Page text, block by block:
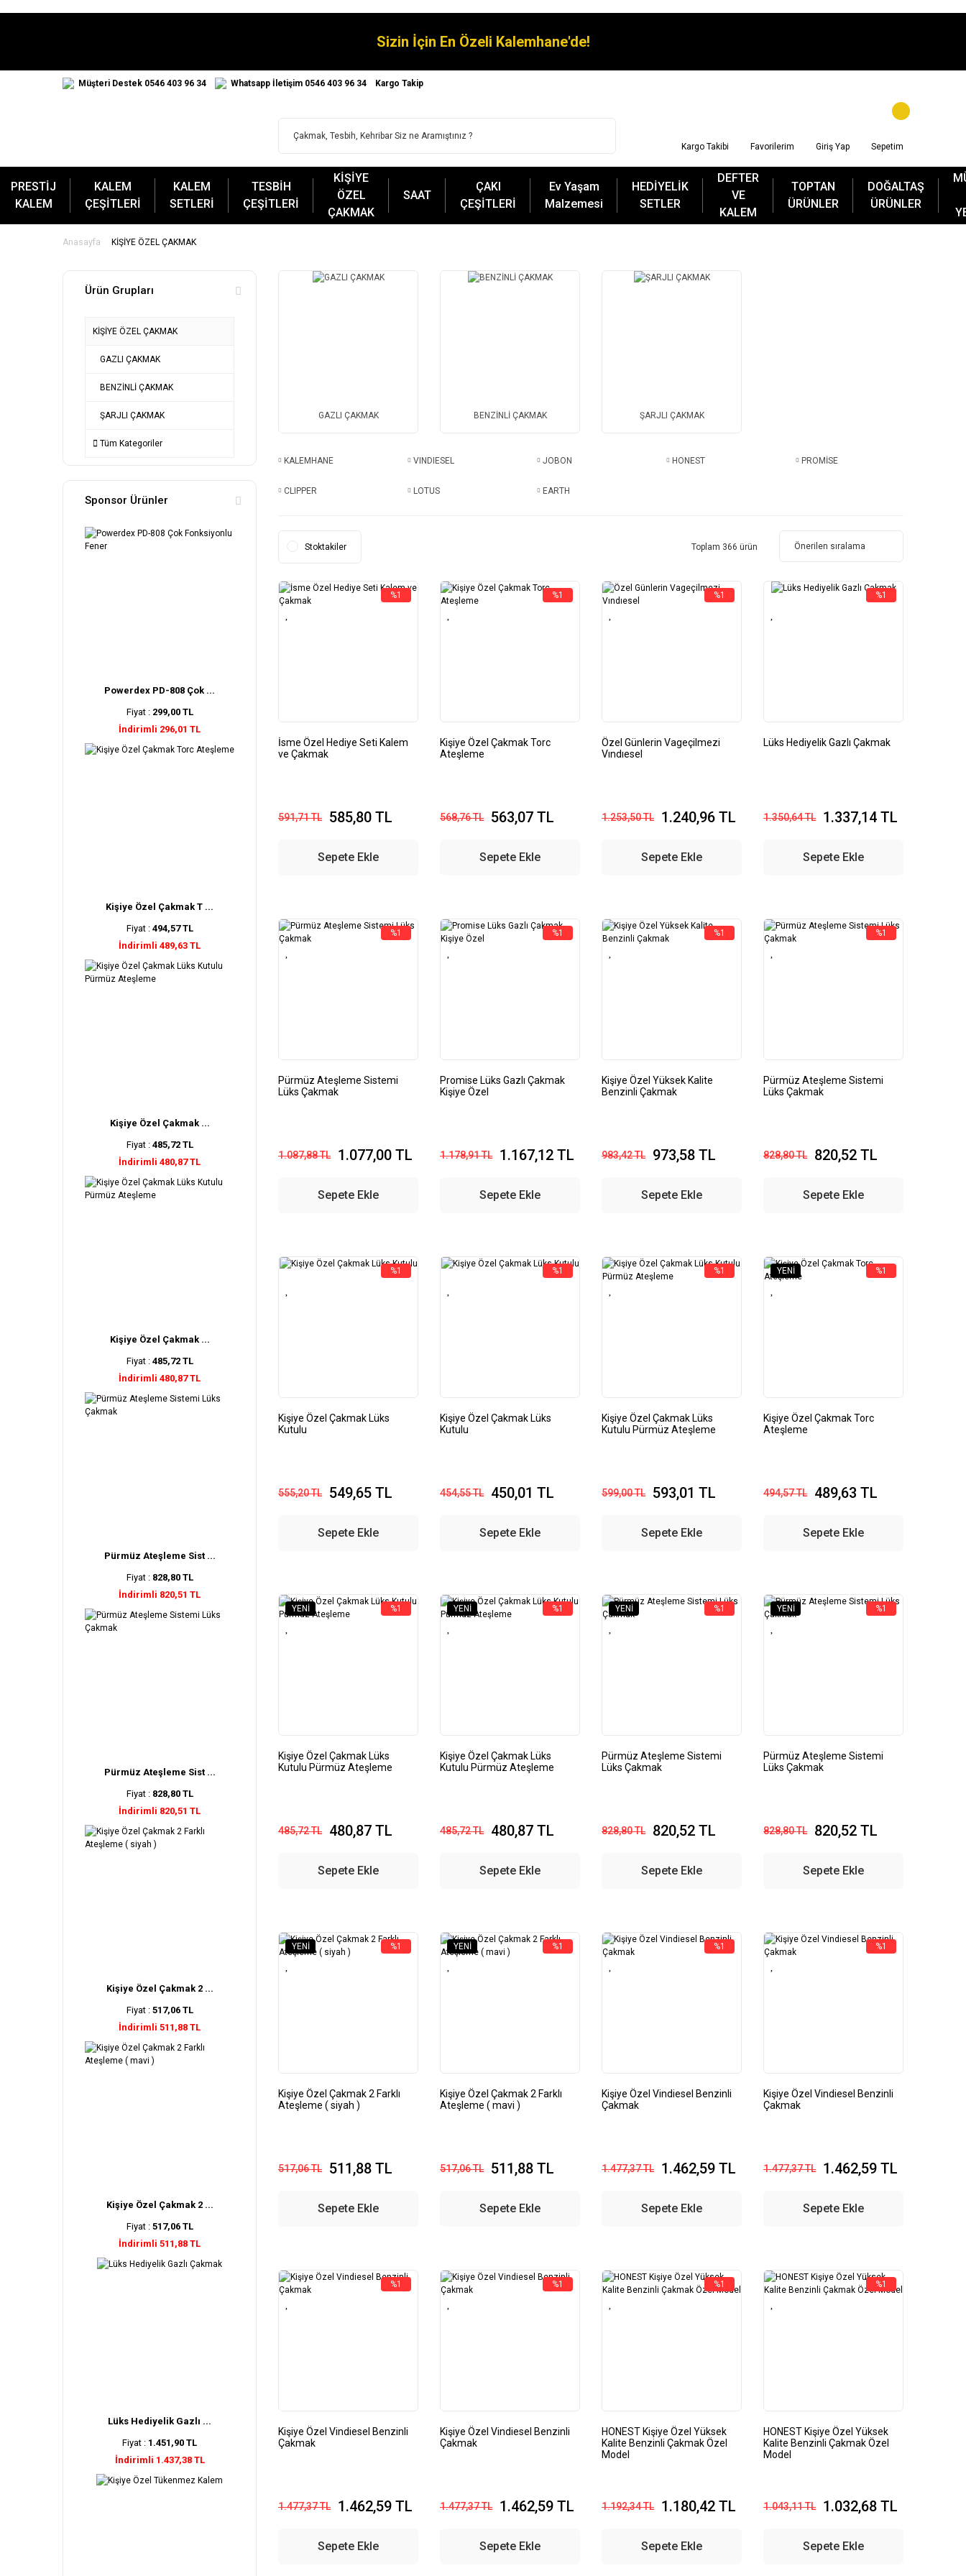
Sizin İçin En Özeli Kalemhane'de!
Müşteri Destek 0546 403 96 34 Whatsapp İletişim 0546 403 96 34 Kargo Takip
Kargo Takibi Favorilerim Giriş Yap Sepetim
PRESTİJ
KALEM
KALEM
ÇEŞİTLERİ
KALEM
SETLERİ
TESBİH
ÇEŞİTLERİ
KİŞİYE
ÖZEL
ÇAKMAK
SAAT
ÇAKI
ÇEŞİTLERİ
Ev Yaşam
Malzemesi
HEDİYELİK
SETLER
DEFTER
VE
KALEM
TOPTAN
ÜRÜNLER
DOĞALTAŞ
ÜRÜNLER
Anasayfa KİŞİYE ÖZEL ÇAKMAK
Ürün Grupları
KİŞİYE ÖZEL ÇAKMAK
GAZLI ÇAKMAK
BENZİNLİ ÇAKMAK
ŞARJLI ÇAKMAK
Tüm Kategoriler
Sponsor Ürünler
Powerdex PD-808 Çok ...
Fiyat : 299,00 TL
İndirimli 296,01 TL
Kişiye Özel Çakmak T ...
Fiyat : 494,57 TL
İndirimli 489,63 TL
Kişiye Özel Çakmak ...
Fiyat : 485,72 TL
İndirimli 480,87 TL
Kişiye Özel Çakmak ...
Fiyat : 485,72 TL
İndirimli 480,87 TL
Pürmüz Ateşleme Sist ...
Fiyat : 828,80 TL
İndirimli 820,51 TL
Pürmüz Ateşleme Sist ...
Fiyat : 828,80 TL
İndirimli 820,51 TL
Kişiye Özel Çakmak 2 ...
Fiyat : 517,06 TL
İndirimli 511,88 TL
Kişiye Özel Çakmak 2 ...
Fiyat : 517,06 TL
İndirimli 511,88 TL
Lüks Hediyelik Gazlı ...
Fiyat : 1.451,90 TL
İndirimli 1.437,38 TL
GAZLI ÇAKMAK BENZİNLİ ÇAKMAK ŞARJLI ÇAKMAK
KALEMHANE VINDIESEL JOBON HONEST PROMİSE
CLIPPER LOTUS EARTH
Stoktakiler Toplam 366 ürün
%1
İsme Özel Hediye Seti Kalem
ve Çakmak
591,71 TL 585,80 TL
Sepete Ekle
%1
Kişiye Özel Çakmak Torc
Ateşleme
568,76 TL 563,07 TL
Sepete Ekle
%1
Özel Günlerin Vageçilmezi
Vındıesel
1.253,50 TL 1.240,96 TL
Sepete Ekle
%1
Lüks Hediyelik Gazlı Çakmak
1.350,64 TL 1.337,14 TL
Sepete Ekle
%1
Pürmüz Ateşleme Sistemi
Lüks Çakmak
1.087,88 TL 1.077,00 TL
Sepete Ekle
%1
Promise Lüks Gazlı Çakmak
Kişiye Özel
1.178,91 TL 1.167,12 TL
Sepete Ekle
%1
Kişiye Özel Yüksek Kalite
Benzinli Çakmak
983,42 TL 973,58 TL
Sepete Ekle
%1
Pürmüz Ateşleme Sistemi
Lüks Çakmak
828,80 TL 820,52 TL
Sepete Ekle
%1
Kişiye Özel Çakmak Lüks
Kutulu
555,20 TL 549,65 TL
Sepete Ekle
%1
Kişiye Özel Çakmak Lüks
Kutulu
454,55 TL 450,01 TL
Sepete Ekle
%1
Kişiye Özel Çakmak Lüks
Kutulu Pürmüz Ateşleme
599,00 TL 593,01 TL
Sepete Ekle
%1
YENI
Kişiye Özel Çakmak Torc
Ateşleme
494,57 TL 489,63 TL
Sepete Ekle
%1
YENI
Kişiye Özel Çakmak Lüks
Kutulu Pürmüz Ateşleme
485,72 TL 480,87 TL
Sepete Ekle
%1
YENI
Kişiye Özel Çakmak Lüks
Kutulu Pürmüz Ateşleme
485,72 TL 480,87 TL
Sepete Ekle
%1
YENI
Pürmüz Ateşleme Sistemi
Lüks Çakmak
828,80 TL 820,52 TL
Sepete Ekle
%1
YENI
Pürmüz Ateşleme Sistemi
Lüks Çakmak
828,80 TL 820,52 TL
Sepete Ekle
%1
YENI
Kişiye Özel Çakmak 2 Farklı
Ateşleme ( siyah )
517,06 TL 511,88 TL
Sepete Ekle
%1
YENI
Kişiye Özel Çakmak 2 Farklı
Ateşleme ( mavi )
517,06 TL 511,88 TL
Sepete Ekle
%1
Kişiye Özel Vindiesel Benzinli
Çakmak
1.477,37 TL 1.462,59 TL
Sepete Ekle
%1
Kişiye Özel Vindiesel Benzinli
Çakmak
1.477,37 TL 1.462,59 TL
Sepete Ekle
%1
Kişiye Özel Vindiesel Benzinli
Çakmak
1.477,37 TL 1.462,59 TL
Sepete Ekle
%1
Kişiye Özel Vindiesel Benzinli
Çakmak
1.477,37 TL 1.462,59 TL
Sepete Ekle
%1
HONEST Kişiye Özel Yüksek
Kalite Benzinli Çakmak Özel
Model
1.192,34 TL 1.180,42 TL
Sepete Ekle
%1
HONEST Kişiye Özel Yüksek
Kalite Benzinli Çakmak Özel
Model
1.043,11 TL 1.032,68 TL
Sepete Ekle